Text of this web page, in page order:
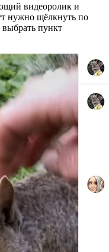
видеоролик и
нужно щёлкнуть по
пункт